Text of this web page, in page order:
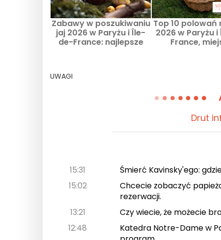
Zabawy w poszukiwaniu
jaj 2026 w Paryżu i Île-
de-France: najlepsze
Top 10 polowań
2026 w Paryżu
France,
UWAGI
Drut
15:31
Śmierć Kavinsky'ego:
15:02
Chcecie zobaczyć
rezerwacji.
13:21
Czy wiecie, że możecie
12:48
Katedra Notre-Dame w